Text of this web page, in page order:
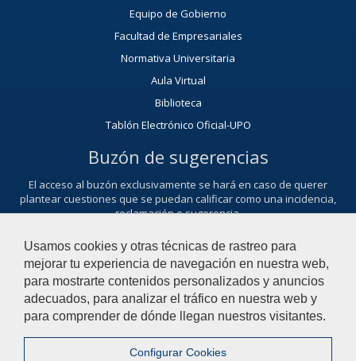
Usamos cookies y otras técnicas de rastreo para
mejorar tu experiencia de navegación en nuestra web,
para mostrarte contenidos personalizados y anuncios
adecuados, para analizar el tráfico en nuestra web y
para comprender de dónde llegan nuestros visitantes.
Configurar Cookies
Equipo de Gobierno
Facultad de Empresariales
Normativa Universitaria
Aula Virtual
Biblioteca
Tablón Electrónico Oficial-UPO
Buzón de sugerencias
El acceso al buzón exclusivamente se hará en caso de querer
plantear cuestiones que se puedan calificar como una incidencia,
reclamación o sugerencia.
Contacta con nosotros
© 2022 Universidad Pablo de Olavide - Departamento de Economía
Aviso Legal |